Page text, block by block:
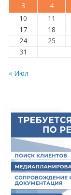
3
4
10
11
17
18
24
25
31
« Июл